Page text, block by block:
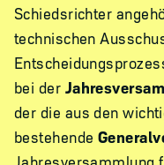
Schiedsrichter
technischen
bei der
der die aus den
bestehende
Jahresversammlung